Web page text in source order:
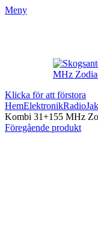
Meny
Klicka för att förstora
HemElektronikRadio
Kombi 31+155 MHz
Föregående produkt